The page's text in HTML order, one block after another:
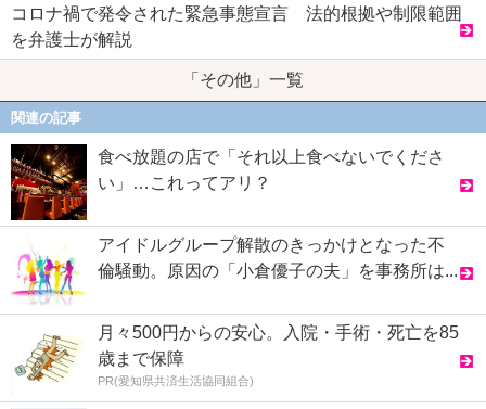
コロナ禍で発令された緊急事態宣言 法的根拠や制限範囲
を弁護士が解説
「その他」一覧
関連の記事
食べ放題の店で「それ以上食べないでくださ
い」…これってアリ？
アイドルグループ解散のきっかけとなった不
倫騒動。原因の「小倉優子の夫」を事務所は...
月々500円からの安心。入院・手術・死亡を85
歳まで保障
PR(愛知県共済生活協同組合)